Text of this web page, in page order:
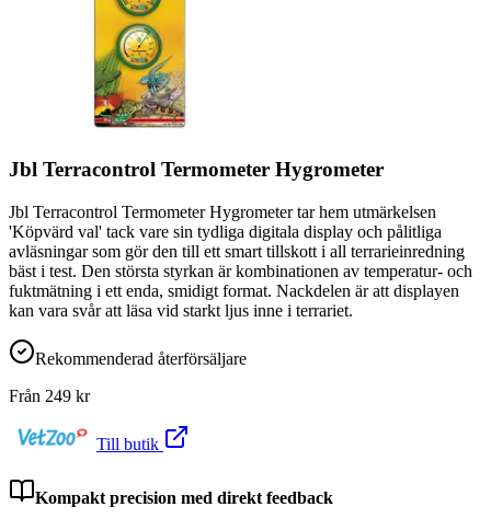
Jbl Terracontrol Termometer Hygrometer
Jbl Terracontrol Termometer Hygrometer tar hem utmärkelsen
'Köpvärd val' tack vare sin tydliga digitala display och pålitliga
avläsningar som gör den till ett smart tillskott i all terrarieinredning
bäst i test. Den största styrkan är kombinationen av temperatur- och
fuktmätning i ett enda, smidigt format. Nackdelen är att displayen
kan vara svår att läsa vid starkt ljus inne i terrariet.
Rekommenderad återförsäljare
Från 249 kr
Till butik
Kompakt precision med direkt feedback